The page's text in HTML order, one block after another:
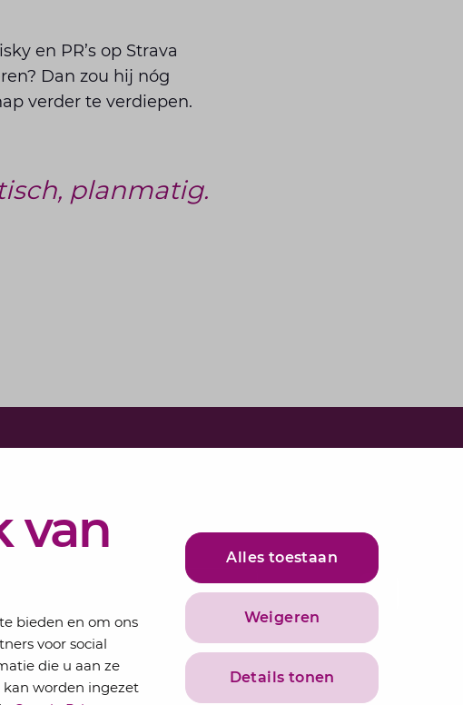
van
bieden en om ons
voor social
die u aan ze
kan worden ingezet
Alles toestaan
Weigeren
Details tonen
en PR’s op Strava
Dan zou hij nóg
verder te verdiepen.
planmatig.
maand bundelen de adviseurs van Lansigt in de
het nieuws.
Inschrijven